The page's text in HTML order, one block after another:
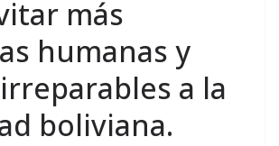
más
humanas y
a la
boliviana.